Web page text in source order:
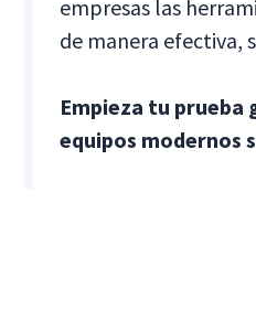
empresas las
de manera efectiva,
Empieza tu prueba
equipos modernos